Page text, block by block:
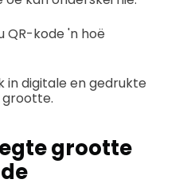
QR-kode 'n hoë
in digitale en gedrukte
grootte.
grootte